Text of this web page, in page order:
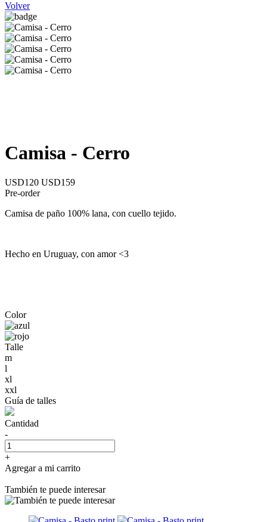
Volver
Camisa - Cerro
USD120 USD159
Pre-order
Camisa de paño 100% lana, con cuello tejido.
Hecho en Uruguay, con amor <3
Color
Talle
m
l
xl
xxl
Guía de talles
Cantidad
-
+
Agregar a mi carrito
También te puede interesar